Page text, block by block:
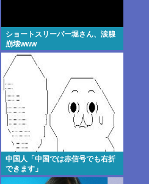
ショートスリーパー堀さん、涙腺
崩壊www
中国人「中国では赤信号でも右折
できます」